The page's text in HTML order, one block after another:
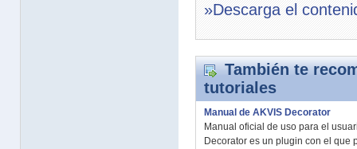
»Descarga el
También te
tutoriales
Manual de AKVIS Decorator
Manual oficial de uso para el
Decorator es un plugin con el que